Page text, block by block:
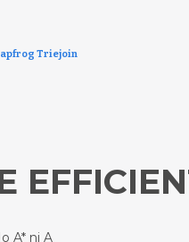
Triejoin
A* ni A